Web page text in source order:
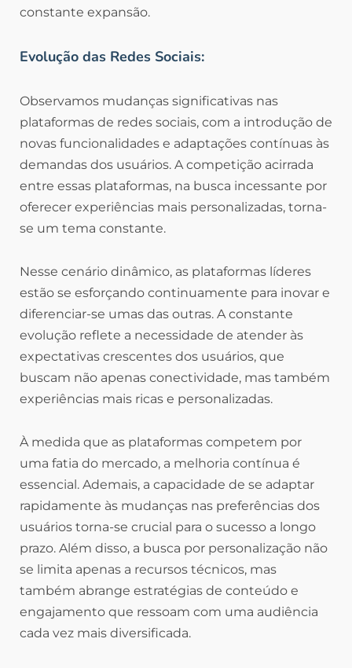
constante expansão.
Evolução das Redes Sociais:
Observamos mudanças significativas nas
plataformas de redes sociais, com a introdução de
novas funcionalidades e adaptações contínuas às
demandas dos usuários. A competição acirrada
entre essas plataformas, na busca incessante por
oferecer experiências mais personalizadas, torna-
se um tema constante.
Nesse cenário dinâmico, as plataformas líderes
estão se esforçando continuamente para inovar e
diferenciar-se umas das outras. A constante
evolução reflete a necessidade de atender às
expectativas crescentes dos usuários, que
buscam não apenas conectividade, mas também
experiências mais ricas e personalizadas.
À medida que as plataformas competem por
uma fatia do mercado, a melhoria contínua é
essencial. Ademais, a capacidade de se adaptar
rapidamente às mudanças nas preferências dos
usuários torna-se crucial para o sucesso a longo
prazo. Além disso, a busca por personalização não
se limita apenas a recursos técnicos, mas
também abrange estratégias de conteúdo e
engajamento que ressoam com uma audiência
cada vez mais diversificada.